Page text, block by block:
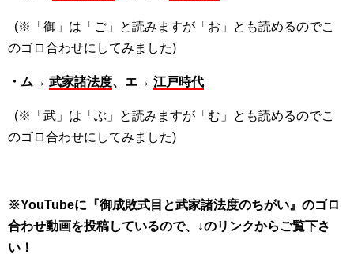
(※「御」は「ご」と読みますが「お」とも読めるのでこ
のゴロ合わせにしてみました)
・ム→ 武家諸法度、エ→ 江戸時代
(※「武」は「ぶ」と読みますが「む」とも読めるのでこ
のゴロ合わせにしてみました)
※YouTubeに『御成敗式目と武家諸法度のちがい』のゴロ
合わせ動画を投稿しているので、↓のリンクからご覧下さ
い！